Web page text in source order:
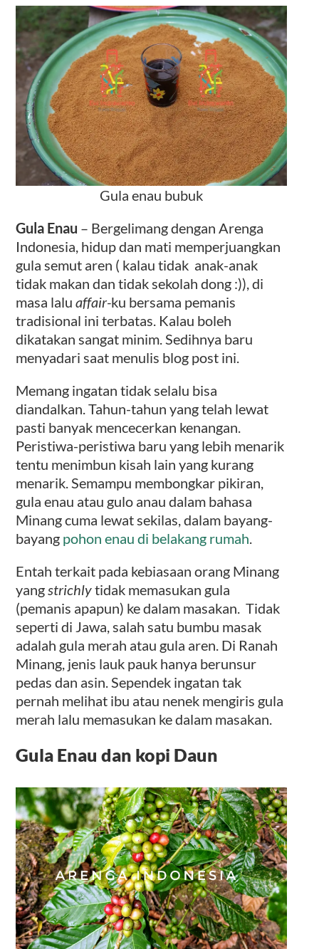
Kontak
Gula enau bubuk
Gula Enau – Bergelimang dengan Arenga
Indonesia, hidup dan mati memperjuangkan
gula semut aren ( kalau tidak anak-anak
tidak makan dan tidak sekolah dong :)), di
masa laluaffair-ku bersama pemanis
tradisional ini terbatas. Kalau boleh
dikatakan sangat minim. Sedihnya baru
menyadari saat menulis blog post ini.
Memang ingatan tidak selalu bisa
diandalkan. Tahun-tahun yang telah lewat
pasti banyak mencecerkan kenangan.
Peristiwa-peristiwa baru yang lebih menarik
tentu menimbun kisah lain yang kurang
menarik. Semampu membongkar pikiran,
gula enau atau gulo anau dalam bahasa
Minang cuma lewat sekilas, dalam bayang-
bayang pohon enau di belakang rumah.
Entah terkait pada kebiasaan orang Minang
yangstrichlytidak memasukan gula
(pemanis apapun) ke dalam masakan. Tidak
seperti di Jawa, salah satu bumbu masak
adalah gula merah atau gula aren. Di Ranah
Minang, jenis lauk pauk hanya berunsur
pedas dan asin. Sependek ingatan tak
pernah melihat ibu atau nenek mengiris gula
merah lalu memasukan ke dalam masakan.
Gula Enau dan kopi Daun